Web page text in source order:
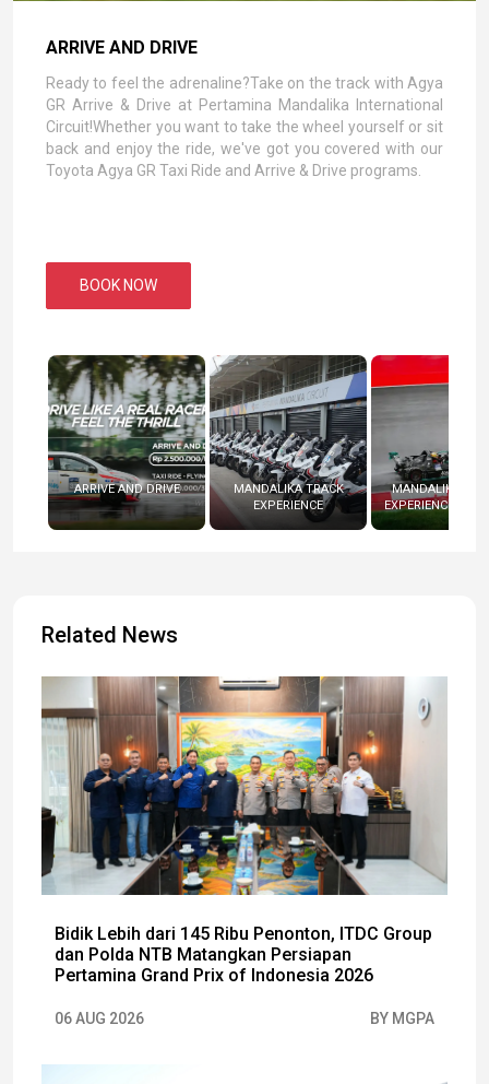
ARRIVE AND DRIVE
Ready to feel the adrenaline?Take on the track with Agya
GR Arrive & Drive at Pertamina Mandalika International
Circuit!Whether you want to take the wheel yourself or sit
back and enjoy the ride, we've got you covered with our
Toyota Agya GR Taxi Ride and Arrive & Drive programs.
BOOK NOW
ARRIVE AND DRIVE
MANDALIKA TRACK
EXPERIENCE
MANDALIKA
EXPERIENCE
Related News
Bidik Lebih dari 145 Ribu Penonton, ITDC Group
dan Polda NTB Matangkan Persiapan
Pertamina Grand Prix of Indonesia 2026
06 AUG 2026 BY MGPA